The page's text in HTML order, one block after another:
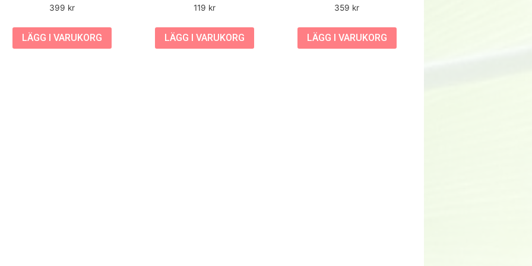
399 kr
LÄGG I VARUKORG
119 kr
LÄGG I VARUKORG
359 kr
LÄGG I VARUKORG